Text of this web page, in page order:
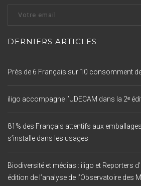
DERNIERS ARTICLES
Près de 6 Français sur 10 consomment
iligo accompagne l’UDECAM dans la 2ᵉ
81% des Français attentifs aux
s’installe dans les usages
Biodiversité et médias : iligo et Reporters
édition de l’analyse de l’Observatoire des